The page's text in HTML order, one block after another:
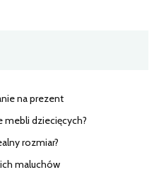
na prezent
mebli dziecięcych?
rozmiar?
maluchów